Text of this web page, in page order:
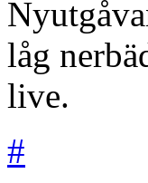
låg
live.
#